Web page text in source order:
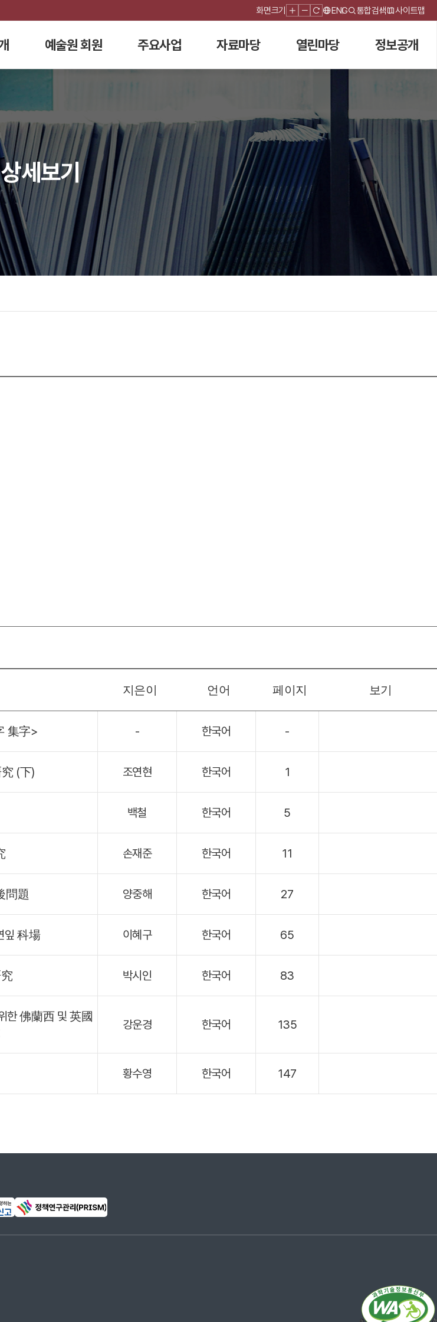
화면크기 ENG 통합검색 사이트맵
예술원 회원 주요사업 자료마당 열린마당 정보공개
상세보기
지은이 언어 페이지 보기
集字> - 한국어 -
(下) 조연현 한국어 1
백철 한국어 5
손재준 한국어 11
問題 양중해 한국어 27
잎 科場 이혜구 한국어 65
박시인 한국어 83
한 佛蘭西 및 英國
강운경 한국어 135
황수영 한국어 147